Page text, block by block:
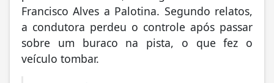
Francisco Alves a Palotina. Segundo relatos,
a condutora perdeu o controle após passar
sobre um buraco na pista, o que fez o
veículo tombar.